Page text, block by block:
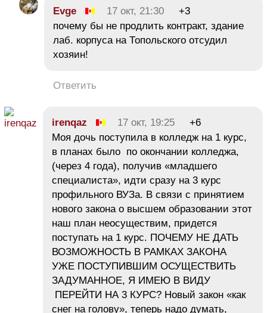
Evge 17 окт, 21:30
+3
почему бы не продлить контракт, здание
лаб. корпуса на Топольского отсудил
хозяин!
Ответить
irenqaz 17 окт, 19:25
+6
Моя дочь поступила в колледж на 1 курс,
в планах было по окончании колледжа,
(через 4 года), получив «младшего
специалиста», идти сразу на 3 курс
профильного ВУЗа. В связи с принятием
нового закона о высшем образовании этот
наш план неосуществим, придется
поступать на 1 курс. ПОЧЕМУ НЕ ДАТЬ
ВОЗМОЖНОСТЬ В РАМКАХ ЗАКОНА
УЖЕ ПОСТУПИВШИМ ОСУЩЕСТВИТЬ
ЗАДУМАННОЕ, Я ИМЕЮ В ВИДУ
ПЕРЕЙТИ НА 3 КУРС? Новый закон «как
снег на голову», теперь надо думать,